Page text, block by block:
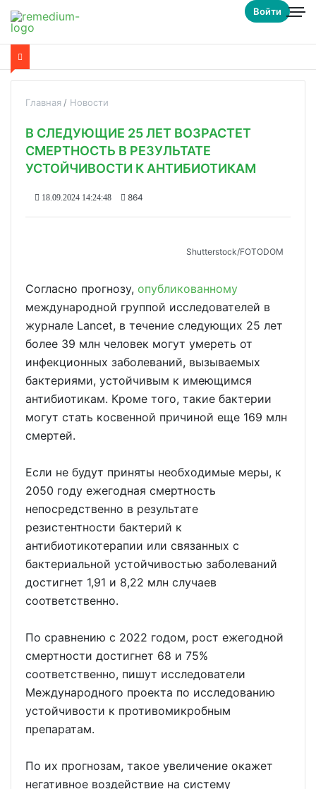
Войти
Главная Новости
В СЛЕДУЮЩИЕ 25 ЛЕТ ВОЗРАСТЕТ
СМЕРТНОСТЬ В РЕЗУЛЬТАТЕ
УСТОЙЧИВОСТИ К АНТИБИОТИКАМ
18.09.2024 14:24:48 864
Shutterstoсk/FOTODOM
Согласно прогнозу, опубликованному
международной группой исследователей в
журнале Lancet, в течение следующих 25 лет
более 39 млн человек могут умереть от
инфекционных заболеваний, вызываемых
бактериями, устойчивым к имеющимся
антибиотикам. Кроме того, такие бактерии
могут стать косвенной причиной еще 169 млн
смертей.
Если не будут приняты необходимые меры, к
2050 году ежегодная смертность
непосредственно в результате
резистентности бактерий к
антибиотикотерапии или связанных с
бактериальной устойчивостью заболеваний
достигнет 1,91 и 8,22 млн случаев
соответственно.
По сравнению с 2022 годом, рост ежегодной
смертности достигнет 68 и 75%
соответственно, пишут исследователи
Международного проекта по исследованию
устойчивости к противомикробным
препаратам.
По их прогнозам, такое увеличение окажет
негативное воздействие на систему